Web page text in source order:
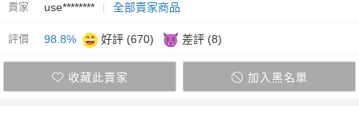
賣家 use******** 全部賣家商品
評價 98.8% 好評 (670) 差評 (8)
收藏此賣家 加入黑名單